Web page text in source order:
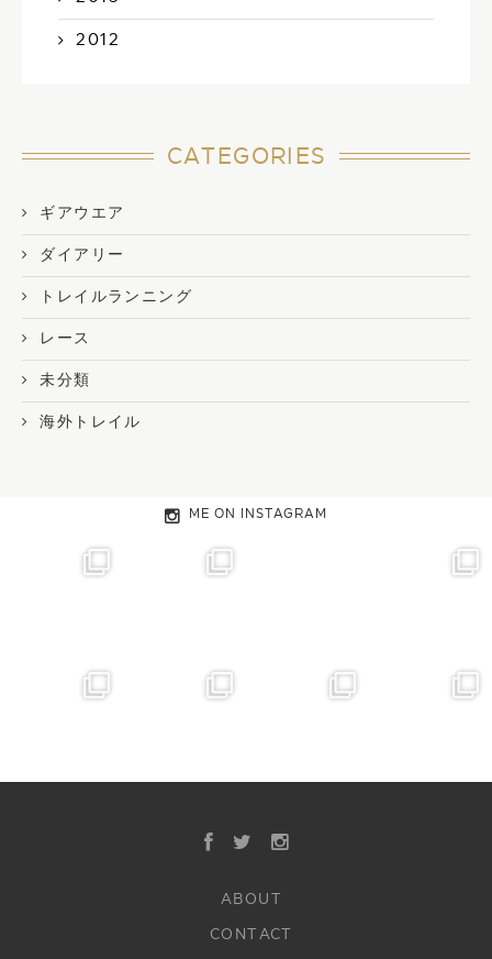
2012
CATEGORIES
ギアウエア
ダイアリー
トレイルランニング
レース
未分類
海外トレイル
ME ON INSTAGRAM
ABOUT
CONTACT